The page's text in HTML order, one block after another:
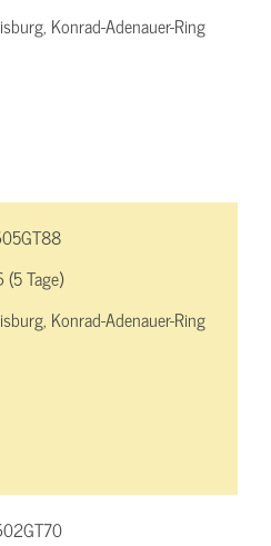
Konrad-Adenauer-Ring
Tage)
Konrad-Adenauer-Ring